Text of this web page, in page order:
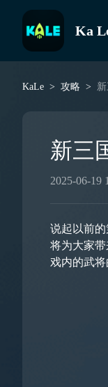
Ka
KaLe 攻略
新三
2025-06-19
说起以前
将为大家
戏内的武